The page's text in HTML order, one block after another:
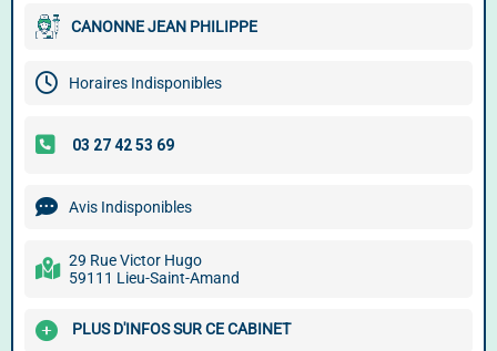
CANONNE JEAN PHILIPPE
Horaires Indisponibles
Avis Indisponibles
29 Rue Victor Hugo
59111 Lieu-Saint-Amand
PLUS D'INFOS SUR CE CABINET